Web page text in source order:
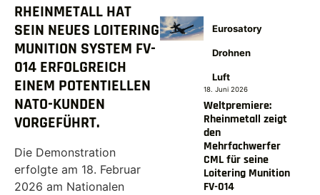
RHEINMETALL HAT
SEIN NEUES LOITERING
MUNITION SYSTEM FV-
014 ERFOLGREICH
EINEM POTENTIELLEN
NATO-KUNDEN
VORGEFÜHRT.
Die Demonstration
erfolgte am 18. Februar
2026 am Nationalen
Eurosatory
Drohnen
Luft
18. Juni 2026
Weltpremiere:
Rheinmetall zeigt
den
Mehrfachwerfer
CML für seine
Loitering Munition
FV-014